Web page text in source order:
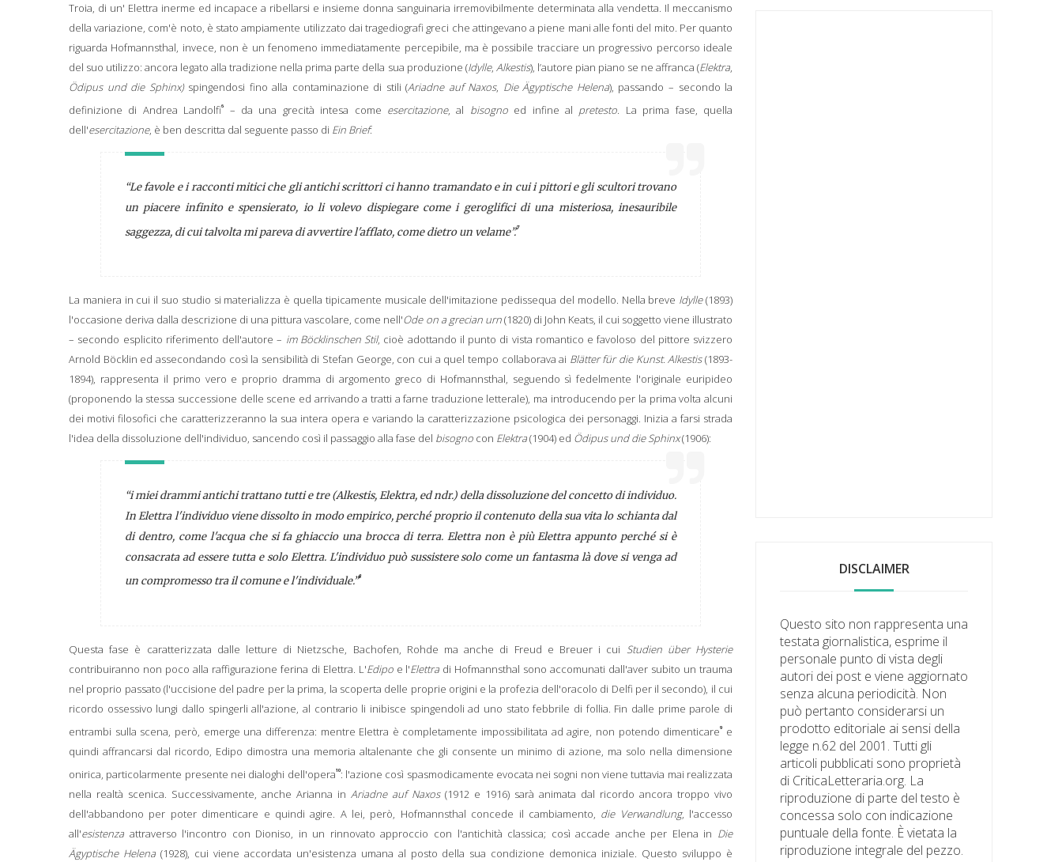
Troia, di un' Elettra inerme ed incapace a ribellarsi e insieme donna sanguinaria irremovibilmente determinata alla vendetta. Il meccanismo
della variazione, com'è noto, è stato ampiamente utilizzato dai tragediografi greci che attingevano a piene mani alle fonti del mito. Per quanto
riguarda Hofmannsthal, invece, non è un fenomeno immediatamente percepibile, ma è possibile tracciare un progressivo percorso ideale
del suo utilizzo: ancora legato alla tradizione nella prima parte della sua produzione (Idylle, Alkestis), l’autore pian piano se ne affranca (Elektra,
Ödipus und die Sphinx)spingendosi fino alla contaminazione di stili (Ariadne auf Naxos, Die Ägyptische Helena), passando – secondo la
definizione di Andrea Landolfi6 – da una grecità intesa come esercitazione, al bisognoed infine al pretesto. La prima fase, quella
dell'esercitazione, è ben descritta dal seguente passo di Ein Brief:
“Le favole e i racconti mitici che gli antichi scrittori ci hanno tramandato e in cui i pittori e gli scultori trovano
un piacere infinito e spensierato, io li volevo dispiegare come i geroglifici di una misteriosa, inesauribile
saggezza, di cui talvolta mi pareva di avvertire l'afflato, come dietro un velame”.7
La maniera in cui il suo studio si materializza è quella tipicamente musicale dell'imitazione pedissequa del modello. Nella breve Idylle(1893)
l'occasione deriva dalla descrizione di una pittura vascolare, come nell'Ode on a grecian urn(1820) di John Keats, il cui soggetto viene illustrato
– secondo esplicito riferimento dell'autore – im Böcklinschen Stil, cioè adottando il punto di vista romantico e favoloso del pittore svizzero
Arnold Böcklin ed assecondando così la sensibilità di Stefan George, con cui a quel tempo collaborava ai Blätter für die Kunst.Alkestis(1893-
1894), rappresenta il primo vero e proprio dramma di argomento greco di Hofmannsthal, seguendo sì fedelmente l'originale euripideo
(proponendo la stessa successione delle scene ed arrivando a tratti a farne traduzione letterale), ma introducendo per la prima volta alcuni
dei motivi filosofici che caratterizzeranno la sua intera opera e variando la caratterizzazione psicologica dei personaggi. Inizia a farsi strada
l'idea della dissoluzione dell'individuo, sancendo così il passaggio alla fase del bisogno con Elektra(1904) ed Ödipus und die Sphinx(1906):
“i miei drammi antichi trattano tutti e tre (Alkestis,Elektra, ed ndr.) della dissoluzione del concetto di individuo.
InElettral'individuo viene dissolto in modo empirico, perché proprio il contenuto della sua vita lo schianta dal
di dentro, come l'acqua che si fa ghiaccio una brocca di terra. Elettra non è più Elettra appunto perché si è
consacrata ad essere tutta e solo Elettra. L'individuo può sussistere solo come un fantasma là dove si venga ad
un compromesso tra il comune e l'individuale.”8
Questa fase è caratterizzata dalle letture di Nietzsche, Bachofen, Rohde ma anche di Freud e Breuer i cui Studien über Hysterie
contribuiranno non poco alla raffigurazione ferina di Elettra. L'Edipoe l'Elettra di Hofmannsthal sono accomunati dall'aver subito un trauma
nel proprio passato (l'uccisione del padre per la prima, la scoperta delle proprie origini e la profezia dell'oracolo di Delfi per il secondo), il cui
ricordo ossessivo lungi dallo spingerli all'azione, al contrario li inibisce spingendoli ad uno stato febbrile di follia. Fin dalle prime parole di
entrambi sulla scena, però, emerge una differenza: mentre Elettra è completamente impossibilitata ad agire, non potendo dimenticare9
e
quindi affrancarsi dal ricordo, Edipo dimostra una memoria altalenante che gli consente un minimo di azione, ma solo nella dimensione
onirica, particolarmente presente nei dialoghi dell'opera10: l'azione così spasmodicamente evocata nei sogni non viene tuttavia mai realizzata
nella realtà scenica. Successivamente, anche Arianna inAriadne auf Naxos(1912 e 1916) sarà animata dal ricordo ancora troppo vivo
dell'abbandono per poter dimenticare e quindi agire. A lei, però, Hofmannsthal concede il cambiamento, die Verwandlung, l'accesso
all'esistenza attraverso l'incontro con Dioniso, in un rinnovato approccio con l'antichità classica; così accade anche per Elena in Die
Ägyptische Helena(1928), cui viene accordata un'esistenza umana al posto della sua condizione demonica iniziale. Questo sviluppo è
DISCLAIMER
Questo sito non rappresenta una
testata giornalistica, esprime il
personale punto di vista degli
autori dei post e viene aggiornato
senza alcuna periodicità. Non
può pertanto considerarsi un
prodotto editoriale ai sensi della
legge n.62 del 2001. Tutti gli
articoli pubblicati sono proprietà
di CriticaLetteraria.org. La
riproduzione di parte del testo è
concessa solo con indicazione
puntuale della fonte. È vietata la
riproduzione integrale del pezzo.